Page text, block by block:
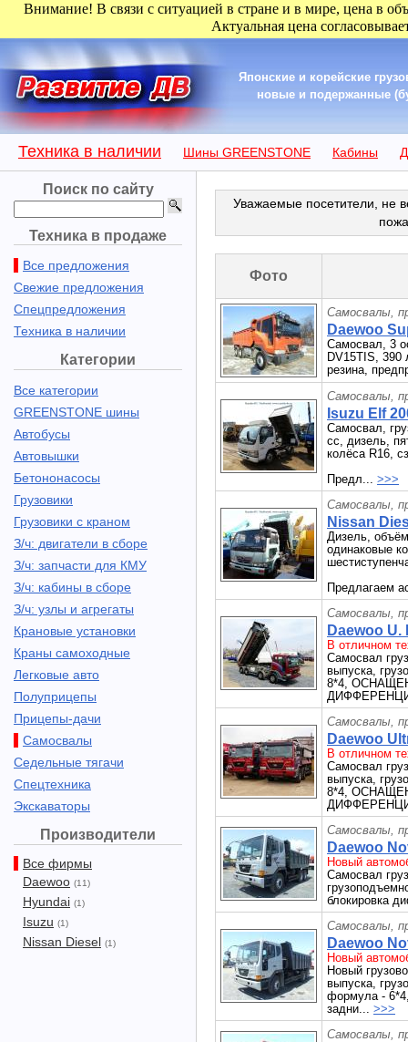
Внимание! В связи с ситуацией в стране и в мире, цена в
Актуальная цена
Японские и корейские
новые и подержанные
Техника в наличии Шины GREENSTONE Кабины
Поиск по сайту
Техника в продаже
Все предложения
Свежие предложения
Спецпредложения
Техника в наличии
Категории
Все категории
GREENSTONE шины
Автобусы
Автовышки
Бетононасосы
Грузовики
Грузовики с краном
З/ч: двигатели в сборе
З/ч: запчасти для КМУ
З/ч: кабины в сборе
З/ч: узлы и агрегаты
Крановые установки
Краны самоходные
Легковые авто
Полуприцепы
Прицепы-дачи
Самосвалы
Седельные тягачи
Спецтехника
Экскаваторы
Производители
Все фирмы
Daewoo (11)
Hyundai (1)
Isuzu (1)
Nissan Diesel (1)
Уважаемые посетители, не
Фото
Самосвалы,
Daewoo
Самосвал, 3
DV15TIS, 390
резина,
Самосвалы,
Isuzu Elf
Самосвал,
сс, дизель,
колёса R16,
Предл... >>>
Самосвалы,
Nissan
Дизель,
одинаковые
Предлагаем
Самосвалы,
Daewoo U.
В отличном
Самосвал
выпуска,
8*4,
Самосвалы,
Daewoo
В отличном
Самосвал
выпуска,
8*4,
Самосвалы,
Daewoo
Новый
Самосвал
блокировка
Самосвалы,
Daewoo
Новый
Новый
выпуска,
формула -
задни... >>>
Самосвалы,